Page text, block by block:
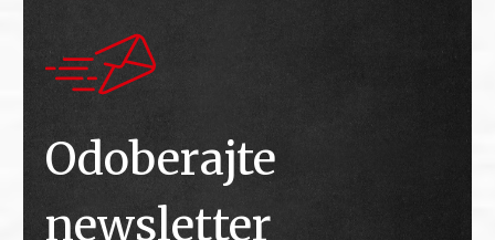
Odoberajte
newsletter